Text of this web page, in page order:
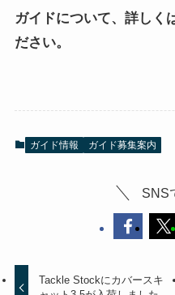
ガイドについて、詳しく
ださい。
ガイド情報 ガイド募集案内
SNS
Tackle Stockにカバースキ